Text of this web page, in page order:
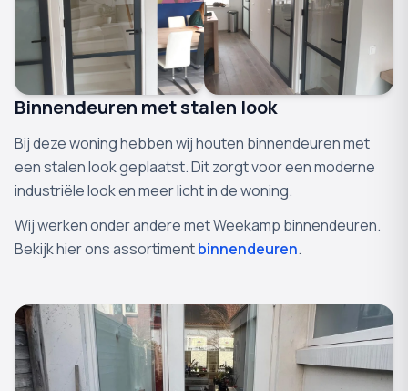
Binnendeuren met stalen look
Bij deze woning hebben wij houten binnendeuren met
een stalen look geplaatst. Dit zorgt voor een moderne
industriële look en meer licht in de woning.
Wij werken onder andere met Weekamp binnendeuren.
Bekijk hier ons assortimentbinnendeuren.